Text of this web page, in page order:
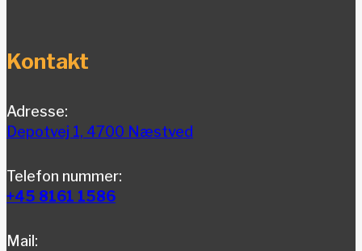
Kontakt
Adresse:
Depotvej 1, 4700 Næstved
Telefon nummer:
+45 8161 1586
Mail: